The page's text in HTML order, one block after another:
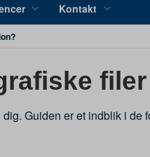
Kontakt
Guiden er et indblik i de